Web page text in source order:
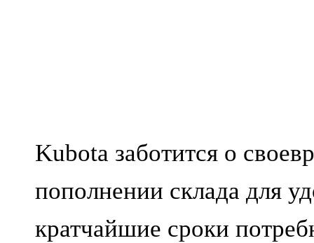
Kubota заботится о
пополнении склада для
кратчайшие сроки